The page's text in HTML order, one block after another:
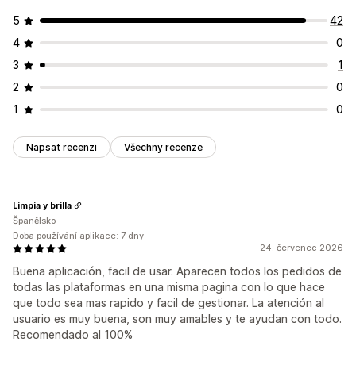
5
42
4
0
3
1
2
0
1
0
Napsat recenzi Všechny recenze
24. červenec 2026
Buena aplicación, facil de usar. Aparecen todos los pedidos de
todas las plataformas en una misma pagina con lo que hace
que todo sea mas rapido y facil de gestionar. La atención al
usuario es muy buena, son muy amables y te ayudan con todo.
Recomendado al 100%
Limpia y brilla
Španělsko
Doba používání aplikace: 7 dny